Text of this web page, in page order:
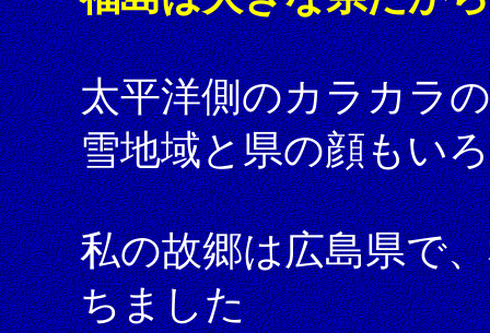
太平洋側のカラカラ
雪地域と県の顔もい
私の故郷は広島県で
ちました